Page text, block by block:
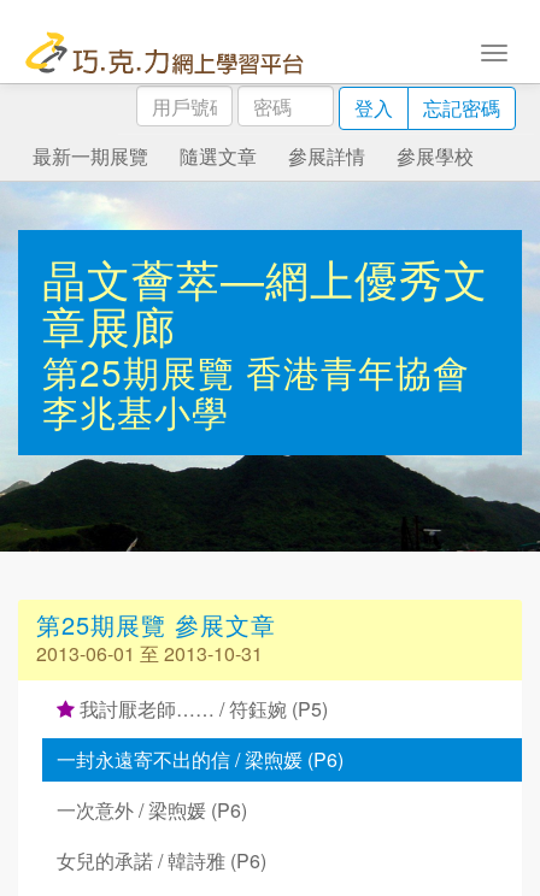
用
戶
號
碼
密
碼
登入
忘記密碼
最新一期展覽
隨選文章 參展詳情 參展學校
晶文薈萃—網上優秀文
章展廊
第25期展覽 香港青年協會
李兆基小學
第25期展覽 參展文章
2013-06-01 至 2013-10-31
我討厭老師…… / 符鈺婉 (P5)
一封永遠寄不出的信 / 梁煦媛 (P6)
一次意外 / 梁煦媛 (P6)
女兒的承諾 / 韓詩雅 (P6)